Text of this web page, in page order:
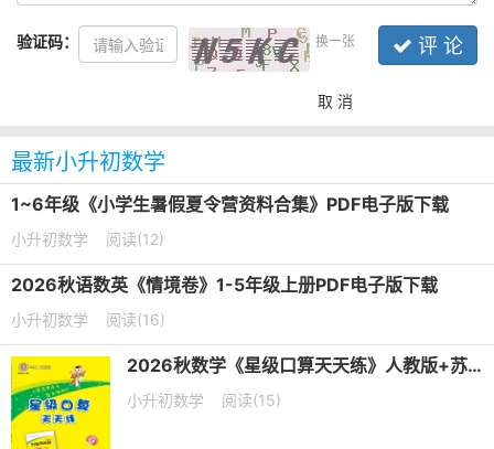
验证码： 换一张 评 论
取 消
最新小升初数学
1~6年级《小学生暑假夏令营资料合集》PDF电子版下载
小升初数学 阅读(12)
2026秋语数英《情境卷》1-5年级上册PDF电子版下载
小升初数学 阅读(16)
2026秋数学《星级口算天天练》人教版+苏教版+西师版+北师版+冀教版
小升初数学 阅读(15)